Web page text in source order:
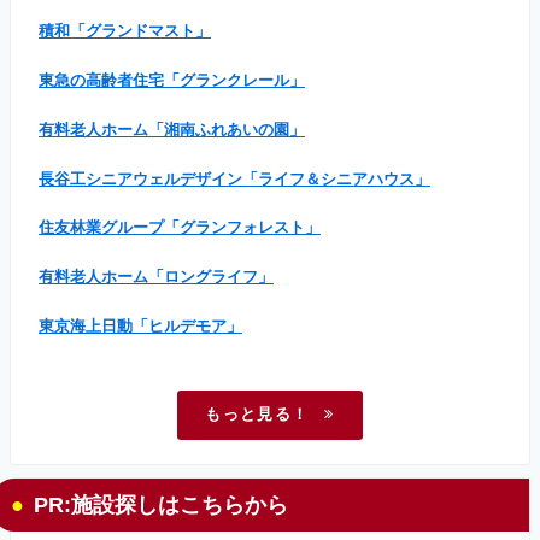
積和「グランドマスト」
東急の高齢者住宅「グランクレール」
有料老人ホーム「湘南ふれあいの園」
長谷工シニアウェルデザイン「ライフ＆シニアハウス」
住友林業グループ「グランフォレスト」
有料老人ホーム「ロングライフ」
東京海上日動「ヒルデモア」
もっと見る！
PR:施設探しはこちらから